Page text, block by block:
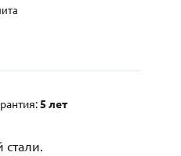
5 лет
стали.